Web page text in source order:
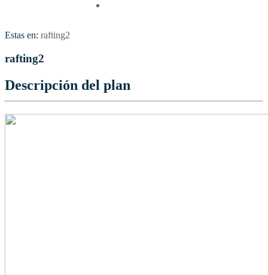
Estas en: rafting2
rafting2
Descripción del plan